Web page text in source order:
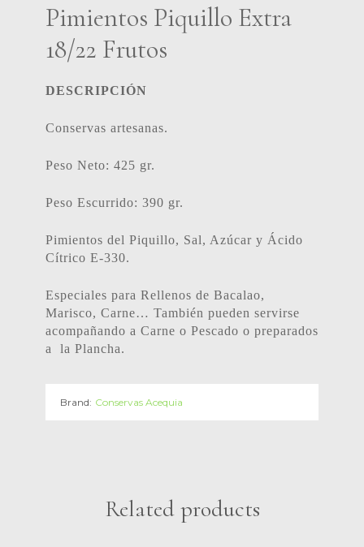
Pimientos Piquillo Extra
18/22 Frutos
DESCRIPCIÓN
Conservas artesanas.
Peso Neto: 425 gr.
Peso Escurrido: 390 gr.
Pimientos del Piquillo, Sal, Azúcar y Ácido
Cítrico E-330.
Especiales para Rellenos de Bacalao,
Marisco, Carne… También pueden servirse
acompañando a Carne o Pescado o preparados
a la Plancha.
Brand: Conservas Acequia
Related products